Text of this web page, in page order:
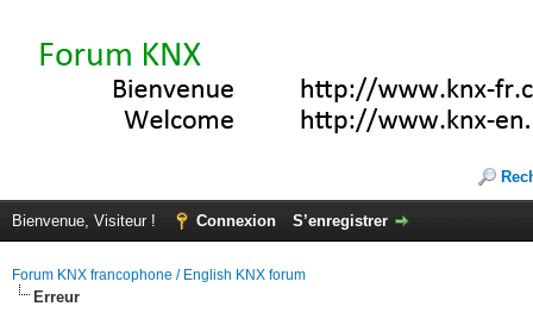
Bienvenue, Visiteur ! Connexion S’enregistrer
Forum KNX francophone / English KNX forum
Erreur